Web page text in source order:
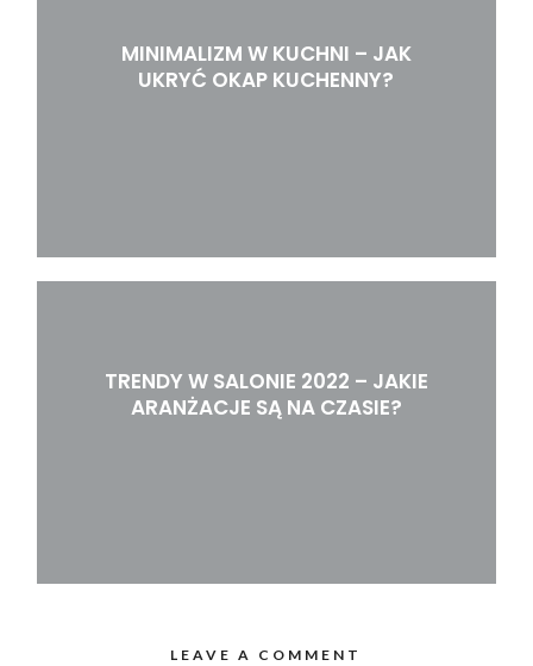
MINIMALIZM W KUCHNI – JAK
UKRYĆ OKAP KUCHENNY?
TRENDY W SALONIE 2022 – JAKIE
ARANŻACJE SĄ NA CZASIE?
LEAVE A COMMENT